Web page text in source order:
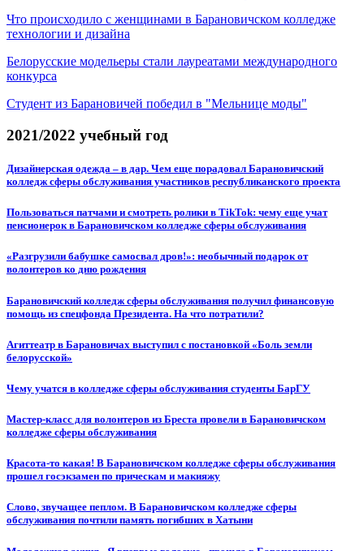
Что происходило с женщинами в Барановичском колледже
технологии и дизайна
Белорусские модельеры стали лауреатами международного
конкурса
Студент из Барановичей победил в "Мельнице моды"
2021/2022 учебный год
Дизайнерская одежда – в дар. Чем еще порадовал Барановичский
колледж сферы обслуживания участников республиканского проекта
Пользоваться патчами и смотреть ролики в TikTok: чему еще учат
пенсионерок в Барановичском колледже сферы обслуживания
«Разгрузили бабушке самосвал дров!»: необычный подарок от
волонтеров ко дню рождения
Барановичский колледж сферы обслуживания получил финансовую
помощь из спецфонда Президента. На что потратили?
Агиттеатр в Барановичах выступил с постановкой «Боль земли
белорусской»
Чему учатся в колледже сферы обслуживания студенты БарГУ
Мастер-класс для волонтеров из Бреста провели в Барановичском
колледже сферы обслуживания
Красота-то какая! В Барановичском колледже сферы обслуживания
прошел госэкзамен по прическам и макияжу
Слово, звучащее пеплом. В Барановичском колледже сферы
обслуживания почтили память погибших в Хатыни